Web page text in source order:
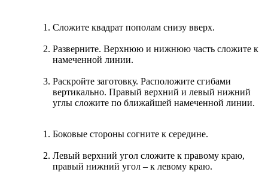
Сложите квадрат пополам снизу вверх.
Разверните. Верхнюю и нижнюю часть сложите к
намеченной линии.
Раскройте заготовку. Расположите сгибами
вертикально. Правый верхний и левый нижний
углы сложите по ближайшей намеченной линии.
Боковые стороны согните к середине.
Левый верхний угол сложите к правому краю,
правый нижний угол – к левому краю.